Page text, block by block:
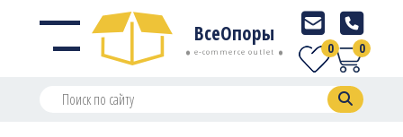
ВсеОпоры
e-commerce outlet 0
0